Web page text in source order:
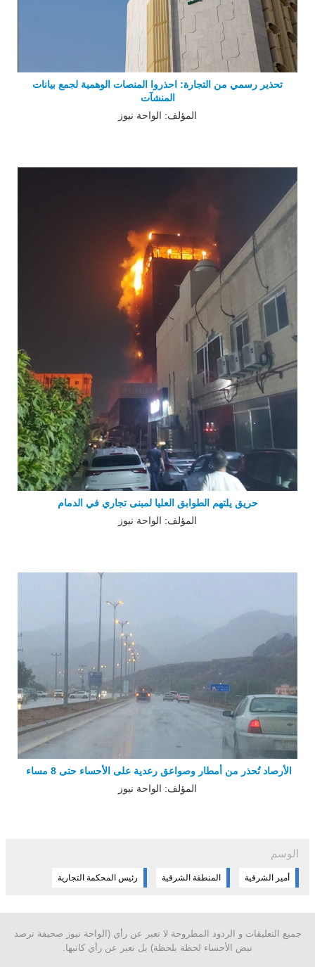
تحذير رسمي من التجارة: احذروا المنصات الوهمية لجمع بيانات
المنشآت
المؤلف: الواحة نيوز
حريق يلتهم الطوابق العليا لمبنى تجاري في الدمام
المؤلف: الواحة نيوز
الأرصاد تُحذر من أمطار وصواعق رعدية على الأحساء حتى 8 مساء
المؤلف: الواحة نيوز
الوسم
أمير الشرقية المنطقة الشرقية رئيس المحكمة التجارية
جميع التعليقات و الردود المطروحة لا تعبر عن رأي (الواحة نيوز صحيفة ترصد
نبض الأحساء لحظة بلحظة) بل تعبر عن رأي كاتبها.